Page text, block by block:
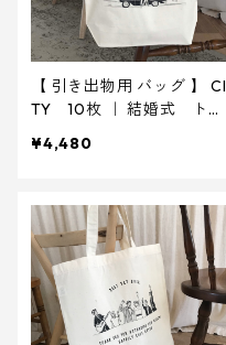
【 引き出物用 バッグ 】 CI
TY 10枚 ｜ 結婚式 トー
¥4,480